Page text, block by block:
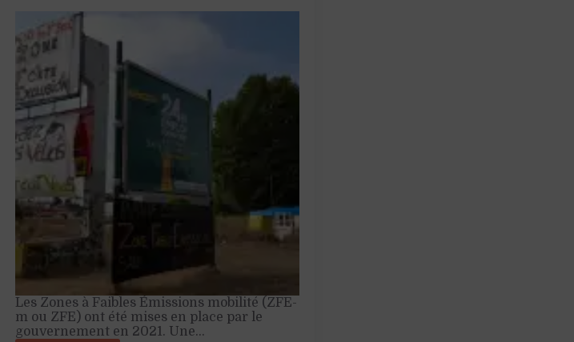
Les Zones à Faibles Émissions mobilité (ZFE-
m ou ZFE) ont été mises en place par le
gouvernement en 2021. Une…